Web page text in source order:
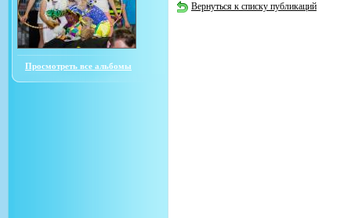
Просмотреть все альбомы
Вернуться к списку публикаций